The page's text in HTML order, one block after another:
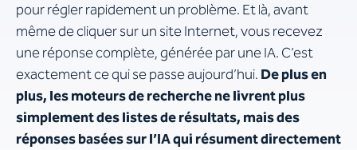
pour régler rapidement un problème. Et là, avant
même de cliquer sur un site Internet, vous recevez
une réponse complète, générée par une IA. C’est
exactement ce qui se passe aujourd’hui. De plus en
plus, les moteurs de recherche ne livrent plus
simplement des listes de résultats, mais des
réponses basées sur l’IA qui résument directement